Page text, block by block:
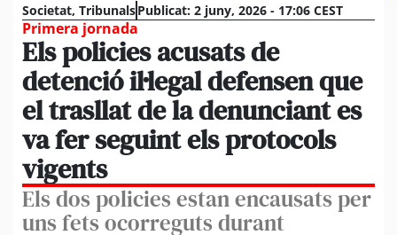
Societat, TribunalsPublicat: 2 juny, 2026 - 17:06 CEST
Primera jornada
Els policies acusats de
detenció il·legal defensen que
el trasllat de la denunciant es
va fer seguint els protocols
vigents
Els dos policies estan encausats per
uns fets ocorreguts durant